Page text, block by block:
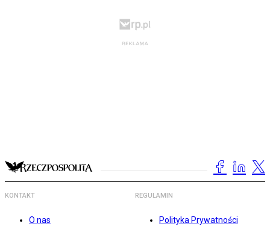
KONTAKT
O nas
REGULAMIN
Polityka Prywatności